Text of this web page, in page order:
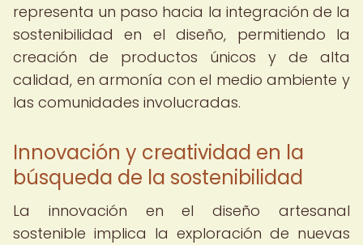
representa un paso hacia la integración de la
sostenibilidad en el diseño, permitiendo la
creación de productos únicos y de alta
calidad, en armonía con el medio ambiente y
las comunidades involucradas.
Innovación y creatividad en la
búsqueda de la sostenibilidad
La innovación en el diseño artesanal
sostenible implica la exploración de nuevas